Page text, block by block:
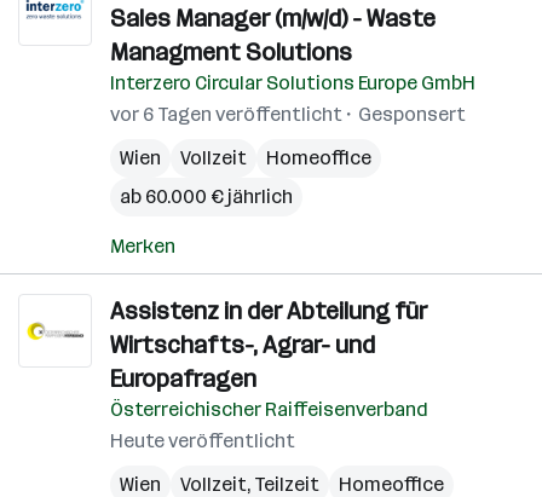
Sales Manager (m/w/d) - Waste
Managment Solutions
Interzero Circular Solutions Europe GmbH
vor 6 Tagen veröffentlicht
Gesponsert
Wien
Vollzeit
Homeoffice
ab 60.000 € jährlich
Merken
Assistenz in der Abteilung für
Wirtschafts-, Agrar- und
Europafragen
Österreichischer Raiffeisenverband
Heute veröffentlicht
Wien
Vollzeit, Teilzeit
Homeoffice